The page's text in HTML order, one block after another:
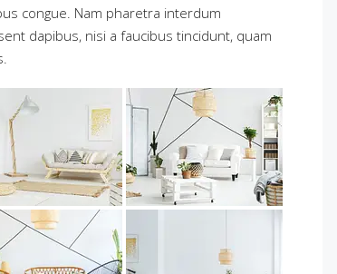
congue. Nam pharetra interdum
dapibus, nisi a faucibus tincidunt, quam